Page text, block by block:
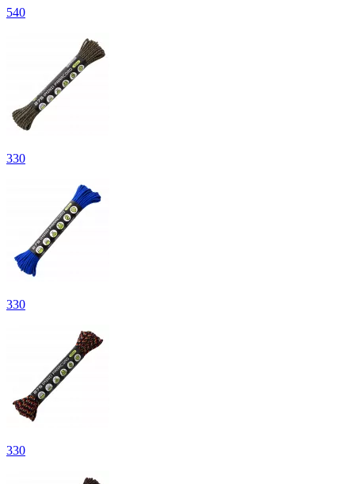
540
330
330
330